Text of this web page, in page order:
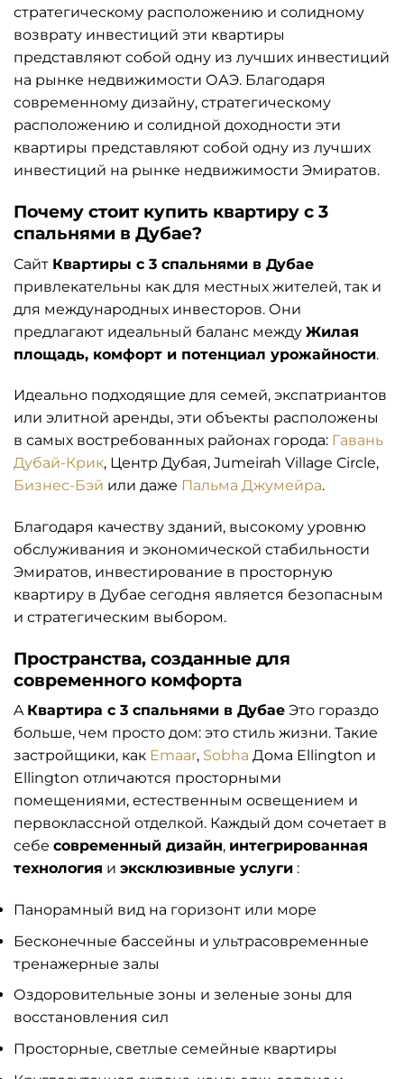
стратегическому расположению и солидному
возврату инвестиций эти квартиры
представляют собой одну из лучших инвестиций
на рынке недвижимости ОАЭ. Благодаря
современному дизайну, стратегическому
расположению и солидной доходности эти
квартиры представляют собой одну из лучших
инвестиций на рынке недвижимости Эмиратов.
Почему стоит купить квартиру с 3
спальнями в Дубае?
Сайт Квартиры с 3 спальнями в Дубае
привлекательны как для местных жителей, так и
для международных инвесторов. Они
предлагают идеальный баланс между Жилая
площадь, комфорт и потенциал урожайности.
Идеально подходящие для семей, экспатриантов
или элитной аренды, эти объекты расположены
в самых востребованных районах города: Гавань
Дубай-Крик, Центр Дубая, Jumeirah Village Circle,
Бизнес-Бэй или даже Пальма Джумейра.
Благодаря качеству зданий, высокому уровню
обслуживания и экономической стабильности
Эмиратов, инвестирование в просторную
квартиру в Дубае сегодня является безопасным
и стратегическим выбором.
Пространства, созданные для
современного комфорта
A Квартира с 3 спальнями в Дубае Это гораздо
больше, чем просто дом: это стиль жизни. Такие
застройщики, как Emaar, Sobha Дома Ellington и
Ellington отличаются просторными
помещениями, естественным освещением и
первоклассной отделкой. Каждый дом сочетает в
себе современный дизайн, интегрированная
технология и эксклюзивные услуги :
Панорамный вид на горизонт или море
Бесконечные бассейны и ультрасовременные
тренажерные залы
Оздоровительные зоны и зеленые зоны для
восстановления сил
Просторные, светлые семейные квартиры